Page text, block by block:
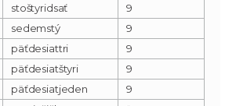
stoštyridsať
9
sedemstý
9
päťdesiattri
9
päťdesiatštyri
9
päťdesiatjeden
9